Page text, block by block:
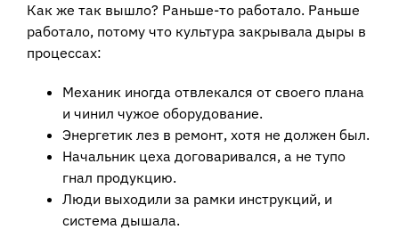
Как же так вышло? Раньше-то работало. Раньше
работало, потому что культура закрывала дыры в
процессах:
Механик иногда отвлекался от своего плана
и чинил чужое оборудование.
Энергетик лез в ремонт, хотя не должен был.
Начальник цеха договаривался, а не тупо
гнал продукцию.
Люди выходили за рамки инструкций, и
система дышала.